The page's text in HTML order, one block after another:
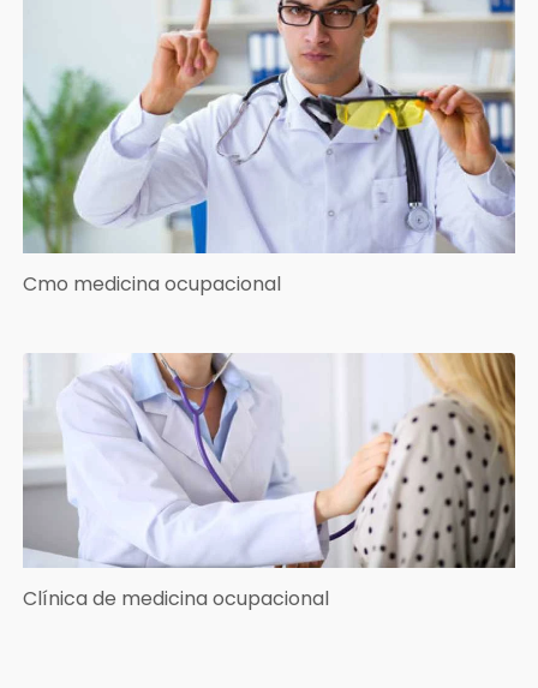
Cmo medicina ocupacional
Clínica de medicina ocupacional